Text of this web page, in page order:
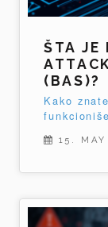
ŠTA JE
(BAS)?
Kako
15.